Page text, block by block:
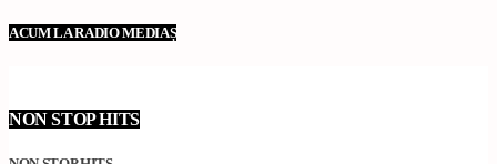
ACUM LA RADIO MEDIAȘ
NON STOP HITS